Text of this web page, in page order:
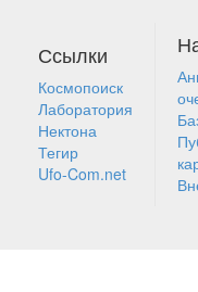
Ссылки
Космопоиск
Лаборатория
Нектона
Тегир
Ufo-Com.net